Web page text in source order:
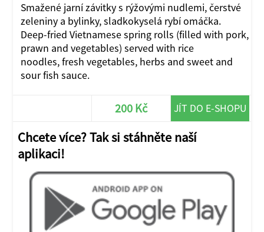
Smažené jarní závitky s rýžovými nudlemi, čerstvé
zeleniny a bylinky, sladkokyselá rybí omáčka.
Deep-fried Vietnamese spring rolls (filled with pork,
prawn and vegetables) served with rice
noodles, fresh vegetables, herbs and sweet and
sour fish sauce.
200 Kč JÍT DO E-SHOPU
Chcete více? Tak si stáhněte naší
aplikaci!